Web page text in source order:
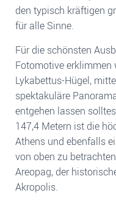
den typisch kräftigen
für alle Sinne.
Für die schönsten
Fotomotive erklimmen
Lykabettus-Hügel,
spektakuläre
entgehen lassen
147,4 Metern ist die
Athens und ebenfalls
von oben zu
Areopag, der
Akropolis.